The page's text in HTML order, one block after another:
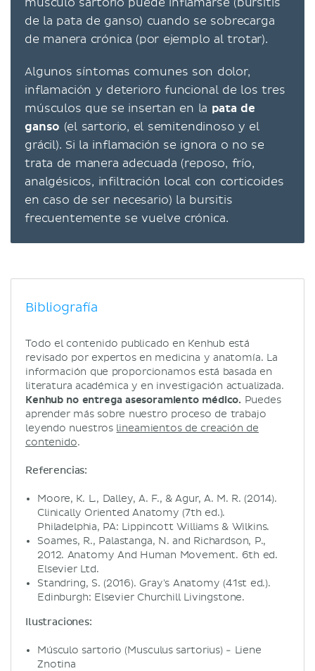
de la pata de ganso) cuando se sobrecarga
de manera crónica (por ejemplo al trotar).
Algunos síntomas comunes son dolor,
inflamación y deterioro funcional de los tres
músculos que se insertan en la pata de
ganso (el sartorio, el semitendinoso y el
grácil). Si la inflamación se ignora o no se
trata de manera adecuada (reposo, frío,
analgésicos, infiltración local con corticoides
en caso de ser necesario) la bursitis
frecuentemente se vuelve crónica.
Bibliografía
Todo el contenido publicado en Kenhub está
revisado por expertos en medicina y anatomía. La
información que proporcionamos está basada en
literatura académica y en investigación actualizada.
Kenhub no entrega asesoramiento médico. Puedes
aprender más sobre nuestro proceso de trabajo
leyendo nuestros lineamientos de creación de
contenido.
Referencias:
Moore, K. L., Dalley, A. F., & Agur, A. M. R. (2014).
Clinically Oriented Anatomy (7th ed.).
Philadelphia, PA: Lippincott Williams & Wilkins.
Soames, R., Palastanga, N. and Richardson, P.,
2012. Anatomy And Human Movement. 6th ed.
Elsevier Ltd.
Standring, S. (2016). Gray's Anatomy (41st ed.).
Edinburgh: Elsevier Churchill Livingstone.
Ilustraciones:
Músculo sartorio (Musculus sartorius) - Liene
Znotina